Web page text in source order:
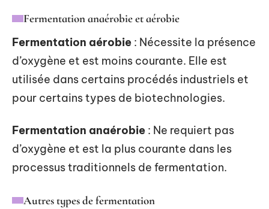
Fermentation anaérobie et aérobie
Fermentation aérobie : Nécessite la présence
d’oxygène et est moins courante. Elle est
utilisée dans certains procédés industriels et
pour certains types de biotechnologies.
Fermentation anaérobie : Ne requiert pas
d’oxygène et est la plus courante dans les
processus traditionnels de fermentation.
Autres types de fermentation